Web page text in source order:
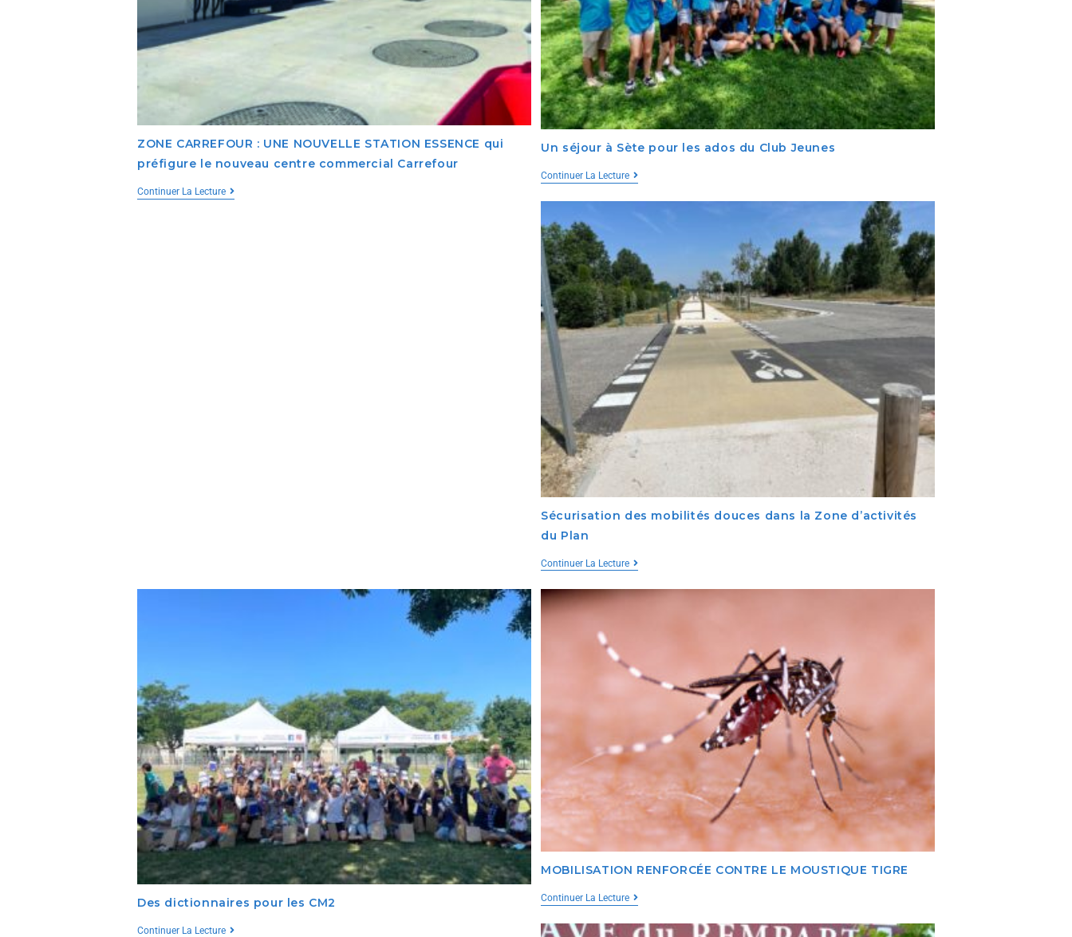
ZONE CARREFOUR : UNE NOUVELLE STATION ESSENCE qui
préfigure le nouveau centre commercial Carrefour
Continuer La Lecture
Un séjour à Sète pour les ados du Club Jeunes
Continuer La Lecture
Sécurisation des mobilités douces dans la Zone d’activités
du Plan
Continuer La Lecture
Des dictionnaires pour les CM2
Continuer La Lecture
MOBILISATION RENFORCÉE CONTRE LE MOUSTIQUE TIGRE
Continuer La Lecture